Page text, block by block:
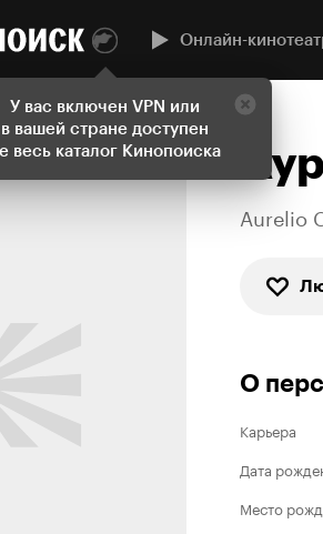
У вас включен VPN или
в вашей стране доступен
весь каталог Кинопоиска
Онлайн-
Aurelio
О
Карьера
Дата
Место